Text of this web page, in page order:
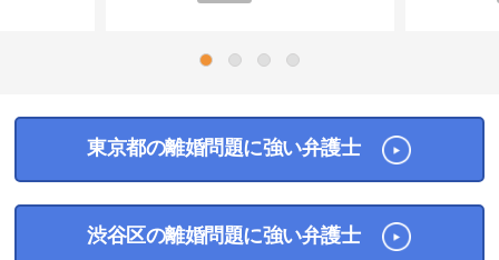
東京都の離婚問題に強い弁護士
渋谷区の離婚問題に強い弁護士